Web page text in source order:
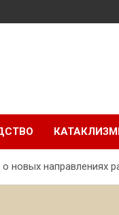
новых направлениях